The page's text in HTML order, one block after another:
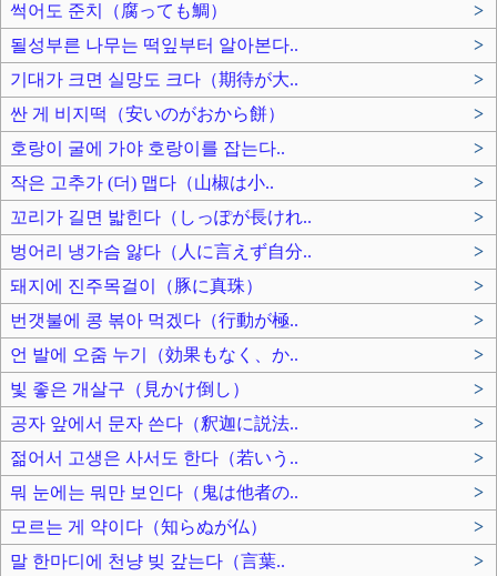
썩어도 준치（腐っても鯛）
>
될성부른 나무는 떡잎부터 알아본다..
>
기대가 크면 실망도 크다（期待が大..
>
싼 게 비지떡（安いのがおから餅）
>
호랑이 굴에 가야 호랑이를 잡는다..
>
작은 고추가 (더) 맵다（山椒は小..
>
꼬리가 길면 밟힌다（しっぽが長けれ..
>
벙어리 냉가슴 앓다（人に言えず自分..
>
돼지에 진주목걸이（豚に真珠）
>
번갯불에 콩 볶아 먹겠다（行動が極..
>
언 발에 오줌 누기（効果もなく、か..
>
빛 좋은 개살구（見かけ倒し）
>
공자 앞에서 문자 쓴다（釈迦に説法..
>
젊어서 고생은 사서도 한다（若いう..
>
뭐 눈에는 뭐만 보인다（鬼は他者の..
>
모르는 게 약이다（知らぬが仏）
>
말 한마디에 천냥 빚 갚는다（言葉..
>